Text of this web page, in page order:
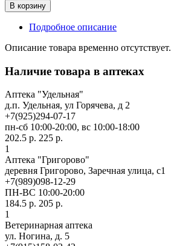
В корзину
Подробное описание
Описание товара временно отсутствует.
Наличие товара в аптеках
Аптека "Удельная"
д.п. Удельная, ул Горячева, д 2
+7(925)294-07-17
пн-сб 10:00-20:00, вс 10:00-18:00
202.5 р. 225 р.
1
Аптека "Григорово"
деревня Григорово, Заречная улица, с1
+7(989)098-12-29
ПН-ВС 10:00-20:00
184.5 р. 205 р.
1
Ветеринарная аптека
ул. Ногина, д. 5